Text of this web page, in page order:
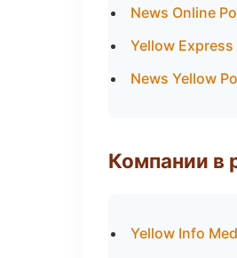
News Online
Yellow
News Yellow
Компании в
Yellow Info